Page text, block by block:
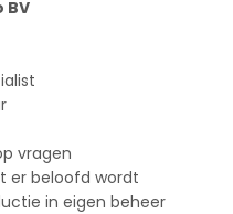
BV
vragen
er beloofd wordt
in eigen beheer